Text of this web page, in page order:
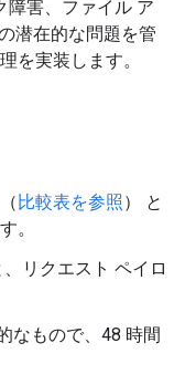
障害、ファイル ア
潜在的な問題を管
を実装します。
比較表を参照） と
。
リクエスト ペイロ
なもので、48 時間